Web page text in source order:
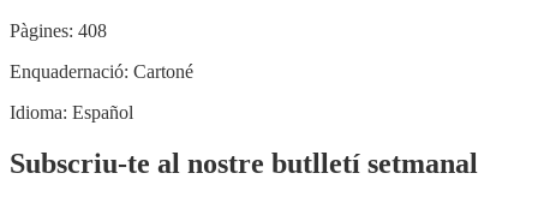
Pàgines: 408
Enquadernació: Cartoné
Idioma: Español
Subscriu-te al nostre butlletí setmanal